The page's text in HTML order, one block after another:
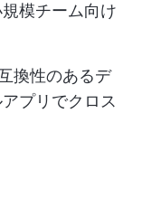
模チーム向け
換性のあるデ
プリでクロス